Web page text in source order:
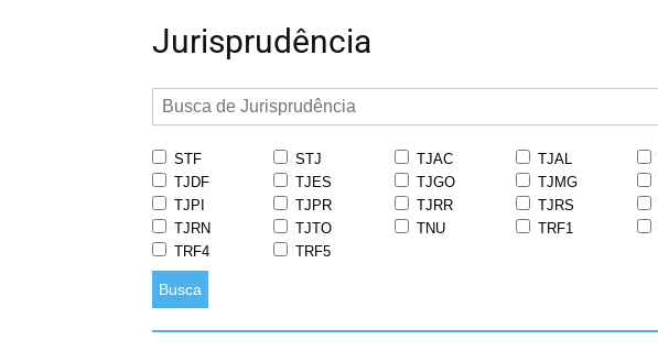
Jurisprudência
STF STJ TJAC TJAL
TJDF
TJES TJGO TJMG
TJPI
TJPR TJRR TJRS
TJRN
TJTO TNU TRF1
TRF4
TRF5
Busca